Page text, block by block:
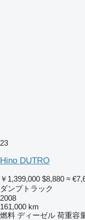
23
Hino DUTRO
￥1,399,000 $8,880 ≈
ダンプトラック
2008
161,000 km
燃料 ディーゼル 荷重容